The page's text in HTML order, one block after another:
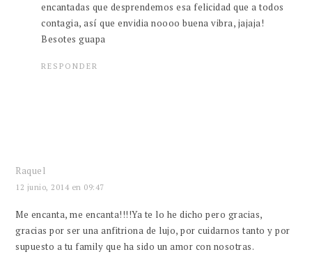
encantadas que desprendemos esa felicidad que a todos
contagia, así que envidia noooo buena vibra, jajaja!
Besotes guapa
RESPONDER
Raquel
12 junio, 2014 en 09:47
Me encanta, me encanta!!!!Ya te lo he dicho pero gracias,
gracias por ser una anfitriona de lujo, por cuidarnos tanto y por
supuesto a tu family que ha sido un amor con nosotras.